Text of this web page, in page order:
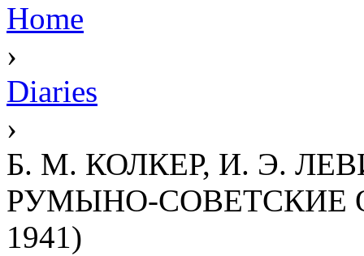
Home
›
Diaries
›
Б. М. КОЛКЕР, И. Э.
РУМЫНО-СОВЕТСКИЕ
1941)